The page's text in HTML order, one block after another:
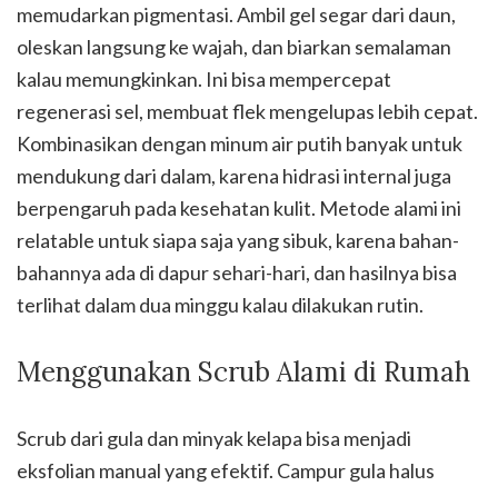
memudarkan pigmentasi. Ambil gel segar dari daun,
oleskan langsung ke wajah, dan biarkan semalaman
kalau memungkinkan. Ini bisa mempercepat
regenerasi sel, membuat flek mengelupas lebih cepat.
Kombinasikan dengan minum air putih banyak untuk
mendukung dari dalam, karena hidrasi internal juga
berpengaruh pada kesehatan kulit. Metode alami ini
relatable untuk siapa saja yang sibuk, karena bahan-
bahannya ada di dapur sehari-hari, dan hasilnya bisa
terlihat dalam dua minggu kalau dilakukan rutin.
Menggunakan Scrub Alami di Rumah
Scrub dari gula dan minyak kelapa bisa menjadi
eksfolian manual yang efektif. Campur gula halus